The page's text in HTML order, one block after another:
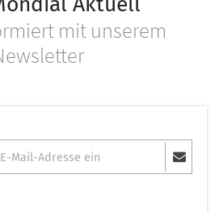
mit unserem